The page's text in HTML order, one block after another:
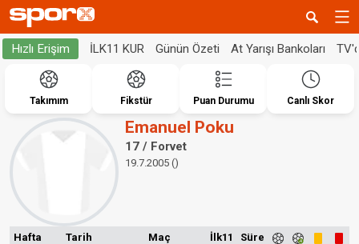
Hızlı Erişim İLK11 KUR Günün Özeti At Yarışı Bankoları
Takımım Fikstür Puan Durumu Canlı Skor
Emanuel Poku
17 / Forvet
19.7.2005 ()
Hafta Tarih Maç İlk11 Süre